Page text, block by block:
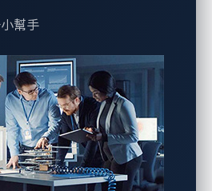
幫手
台設計用於處理車輛安全運營
威脅分析。
情報以及AI和機器學習建立龐大
據演算出安全基準線（
時立刻加以比對，有效提升攻
，幫助營運人員迅速做出正確判
後的資訊安全性，更大幅降低車
障排除的時間與人力成本。